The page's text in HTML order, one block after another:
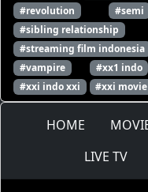
#revolution
#semi
#sibling relationship
#streaming film indonesia
#vampire
#xx1 indo
#xxi indo xxi
#xxi movie
HOME
LIVE TV